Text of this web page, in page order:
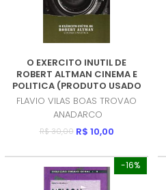
O EXERCITO INUTIL DE
ROBERT ALTMAN CINEMA E
POLITICA (PRODUTO USADO
- MUITO BOM)
FLAVIO VILAS BOAS TROVAO
ANADARCO
R$ 30,00 R$ 10,00
-16%